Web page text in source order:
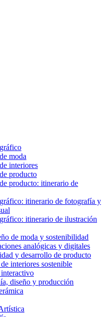
moda
interiores
producto
producto: itinerario de
itinerario de fotografía y
itinerario de ilustración
de moda y sostenibilidad
analógicas y digitales
y desarrollo de producto
interiores sostenible
diseño y producción